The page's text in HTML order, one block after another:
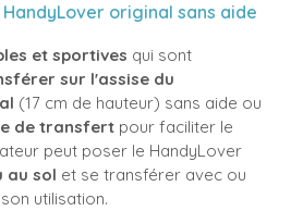
original sans aide
et sportives qui sont
sur l'assise du
(17 cm de hauteur) sans aide ou
de transfert pour faciliter le
peut poser le HandyLover
au sol et se transférer avec ou
utilisation.